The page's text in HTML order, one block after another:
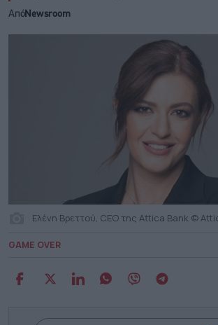
ΑπόNewsroom
Ελένη Βρεττού, CEO της Attica Bank ©
GAME OVER